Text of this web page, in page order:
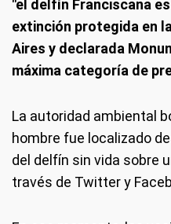
"el delfín Franciscana
extinción protegida en
Aires y declarada
máxima categoría de
La autoridad ambiental
hombre fue localizado
del delfín sin vida sobre
través de Twitter y